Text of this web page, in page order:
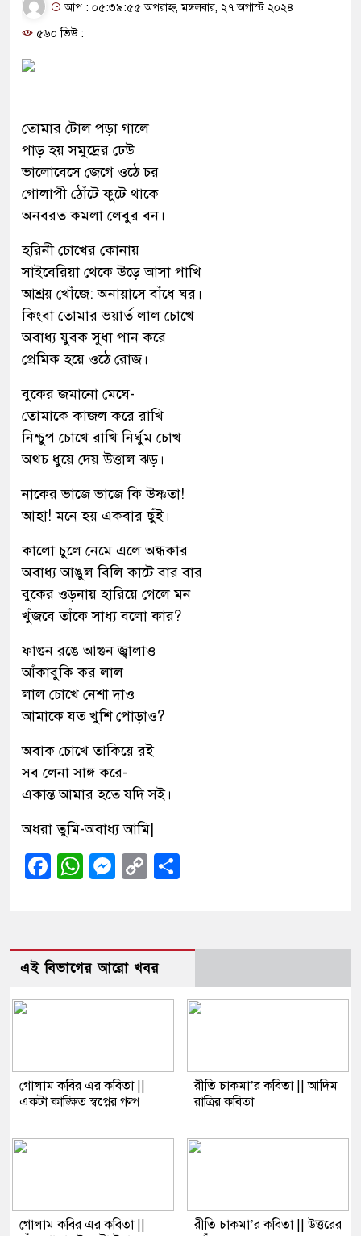
আপ : ০৫:৩৯:৫৫ অপরাহ্ন, মঙ্গলবার, ২৭ অগাস্ট ২০২৪
৫৬০ ভিউ :
তোমার টোল পড়া গালে
পাড় হয় সমুদ্রের ঢেউ
ভালোবেসে জেগে ওঠে চর
গোলাপী ঠোঁটে ফুটে থাকে
অনবরত কমলা লেবুর বন।
হরিনী চোখের কোনায়
সাইবেরিয়া থেকে উড়ে আসা পাখি
আশ্রয় খোঁজে: অনায়াসে বাঁধে ঘর।
কিংবা তোমার ভয়ার্ত লাল চোখে
অবাধ্য যুবক সুধা পান করে
প্রেমিক হয়ে ওঠে রোজ।
বুকের জমানো মেঘে-
তোমাকে কাজল করে রাখি
নিশ্চুপ চোখে রাখি নির্ঘুম চোখ
অথচ ধুয়ে দেয় উত্তাল ঝড়।
নাকের ভাজে ভাজে কি উষ্ণতা!
আহা! মনে হয় একবার ছুঁই।
কালো চুলে নেমে এলে অন্ধকার
অবাধ্য আঙুল বিলি কাটে বার বার
বুকের ওড়নায় হারিয়ে গেলে মন
খুঁজবে তাঁকে সাধ্য বলো কার?
ফাগুন রঙে আগুন জ্বালাও
আঁকাবুকি কর লাল
লাল চোখে নেশা দাও
আমাকে যত খুশি পোড়াও?
অবাক চোখে তাকিয়ে রই
সব লেনা সাঙ্গ করে-
একান্ত আমার হতে যদি সই।
অধরা তুমি-অবাধ্য আমি|
Facebook
WhatsApp
Messenger
Copy
এই বিভাগের আরো খবর
গোলাম কবির এর কবিতা ||
একটা কাঙ্ক্ষিত স্বপ্নের গল্প
রীতি চাকমা’র কবিতা || আদিম
রাত্রির কবিতা
গোলাম কবির এর কবিতা ||
রীতি চাকমা’র কবিতা || উত্তরের